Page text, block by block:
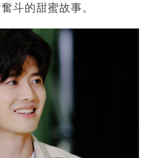
斗的甜蜜故事。